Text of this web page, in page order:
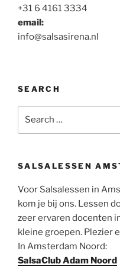
+31 6 4161 3334
email:
info@salsasirena.nl
SEARCH
SALSALESSEN
Voor Salsalessen in
kom je bij ons. Lessen
zeer ervaren docenten
kleine groepen. Plezier
In Amsterdam Noord:
SalsaClub Adam Noord